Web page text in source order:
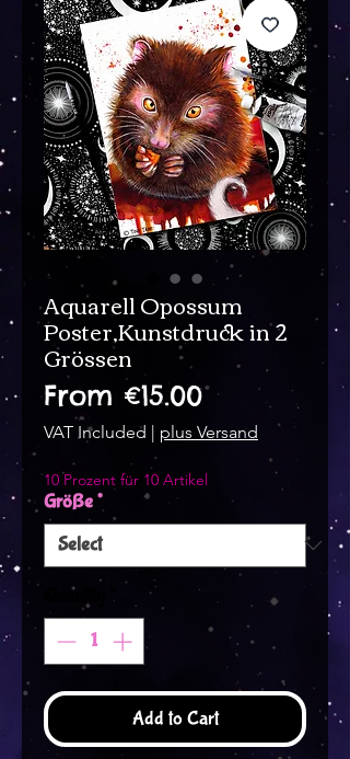
Aquarell Opossum
Poster,Kunstdruck in 2
Grössen
From €15.00Sale
Price
VAT Included | plus Versand
10 Prozent für 10 Artikel
Größe*
Quantity *
Add to Cart